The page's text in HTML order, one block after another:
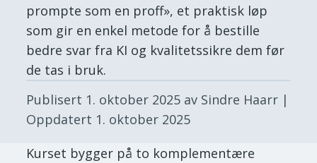
prompte som en proff», et praktisk løp
som gir en enkel metode for å bestille
bedre svar fra KI og kvalitetssikre dem før
de tas i bruk.
Publisert 1. oktober 2025 av Sindre Haarr |
Oppdatert 1. oktober 2025
Kurset bygger på to komplementære